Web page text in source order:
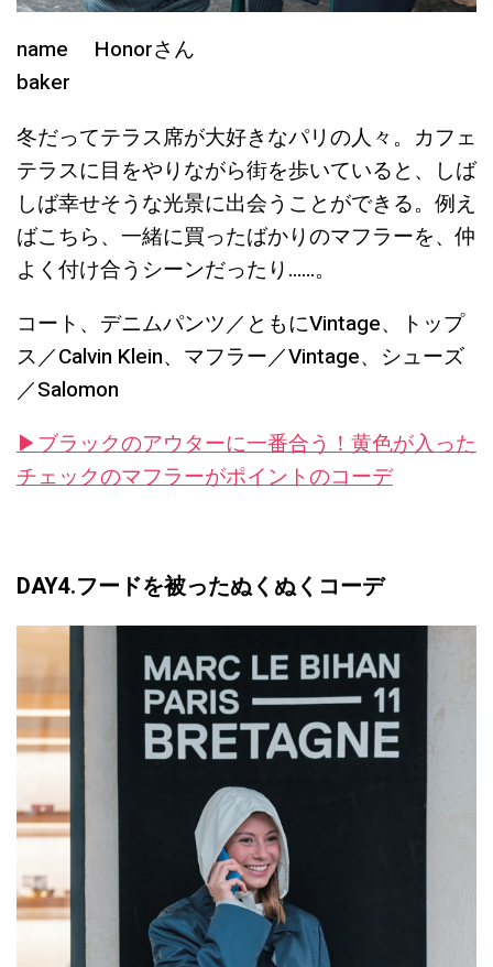
name Honorさん
baker
冬だってテラス席が大好きなパリの人々。カフェ
テラスに目をやりながら街を歩いていると、しば
しば幸せそうな光景に出会うことができる。例え
ばこちら、一緒に買ったばかりのマフラーを、仲
よく付け合うシーンだったり……。
コート、デニムパンツ／ともにVintage、トップ
ス／Calvin Klein、マフラー／Vintage、シューズ
／Salomon
▶︎ブラックのアウターに一番合う！黄色が入った
チェックのマフラーがポイントのコーデ
DAY4.フードを被ったぬくぬくコーデ